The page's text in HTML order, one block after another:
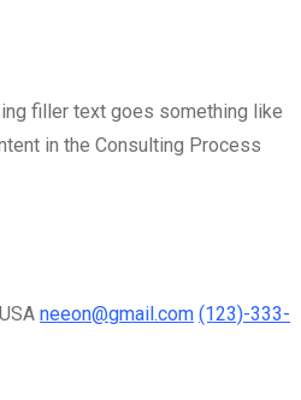
filler text goes something like
in the Consulting Process
neeon@gmail.com (123)-333-